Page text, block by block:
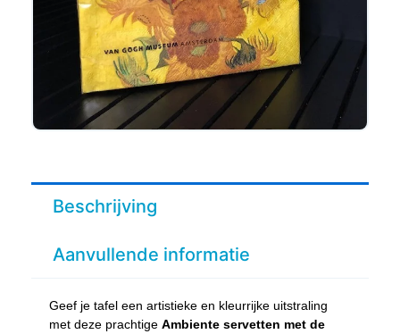
Beschrijving
Aanvullende informatie
Geef je tafel een artistieke en kleurrijke uitstraling
met deze prachtige Ambiente servetten met de